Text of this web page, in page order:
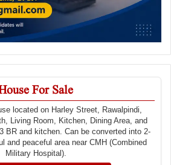
For Sale
located on Harley Street, Rawalpindi,
Living Room, Kitchen, Dining Area, and
BR and kitchen. Can be converted into 2-
and peaceful area near CMH (Combined
Military Hospital).